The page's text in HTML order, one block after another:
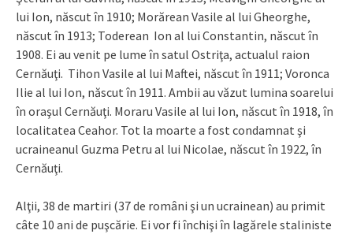
lui Ion, născut în 1910; Morărean Vasile al lui Gheorghe,
născut în 1913; Toderean Ion al lui Constantin, născut în
1908. Ei au venit pe lume în satul Ostriţa, actualul raion
Cernăuţi. Tihon Vasile al lui Maftei, născut în 1911; Voronca
Ilie al lui Ion, născut în 1911. Ambii au văzut lumina soarelui
în oraşul Cernăuţi. Moraru Vasile al lui Ion, născut în 1918, în
localitatea Ceahor. Tot la moarte a fost condamnat şi
ucraineanul Guzma Petru al lui Nicolae, născut în 1922, în
Cernăuţi.
Alţii, 38 de martiri (37 de români şi un ucrainean) au primit
câte 10 ani de puşcărie. Ei vor fi închişi în lagărele staliniste